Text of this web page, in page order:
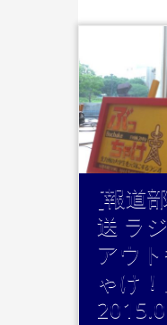
...
[報道
送 ラ
アウ
ゃけ！